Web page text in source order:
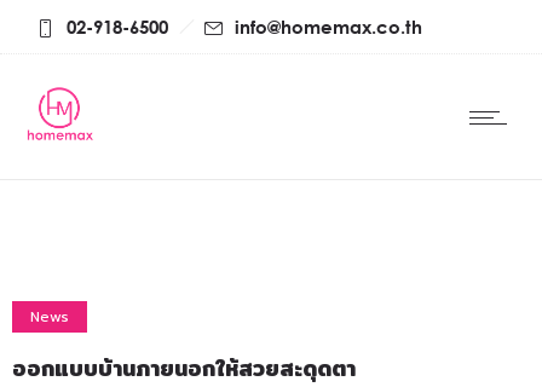
02-918-6500 info@homemax.co.th
News
ออกแบบบ้านภายนอกให้สวยสะดุดตา